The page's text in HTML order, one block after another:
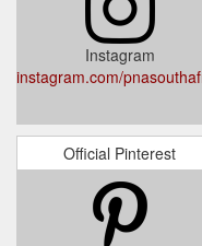
Instagram
instagram.com/
Official Pinterest